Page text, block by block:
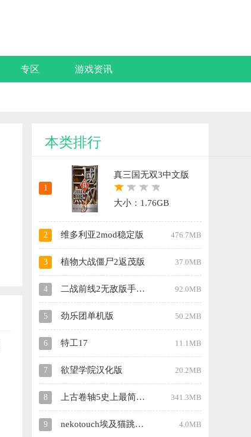
专区 游戏资讯
本类排行
1
真三国无双3中文版
大小：1.76GB
2 维多利亚2mod稳定版 476.7MB
3 植物大战僵尸2返茂版 37.0MB
4 二战前线2无敌版手机版 92.0MB
5 劲乐团单机版 50.2MB
6 特工17 11.1MB
7 欲望学院汉化版 20.2MB
8 上古卷轴5史上最简洁、最强大的人物美化整合包 341.3MB
9 nekotouch埃及猫跳舞原版 4.0MB